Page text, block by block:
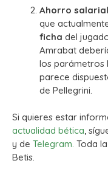
Ahorro salarial
que
ficha del
Amrabat
los parámetros
parece
de Pellegrini.
Si quieres estar
actualidad bética,
y de Telegram. Toda
Betis.